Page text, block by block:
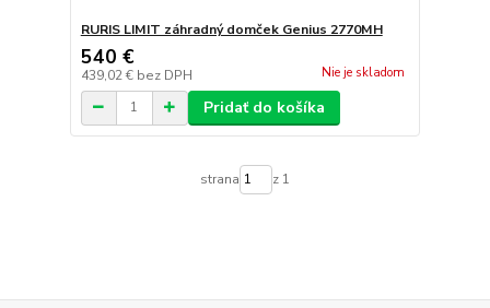
RURIS LIMIT záhradný domček Genius 2770MH
540 €
439,02 € bez DPH Nie je skladom
Pridať do košíka
strana z 1